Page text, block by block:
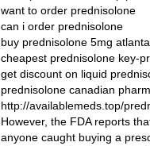
want to order prednisolone
can i order prednisolone
buy prednisolone 5mg atlanta
cheapest prednisolone key-
get discount on liquid
prednisolone canadian
http://availablemeds.top/
However, the FDA reports
anyone caught buying a